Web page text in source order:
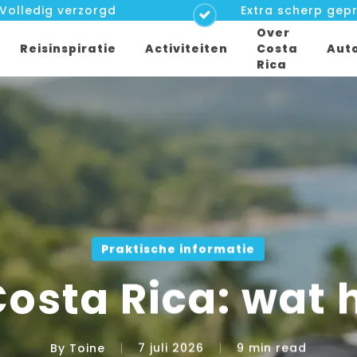
Volledig verzorgd Extra scherp
Reisinspiratie Activiteiten
Over
Costa
Rica
Praktische informatie
Rica: wat
By Toine 7 juli 2026 9 min read